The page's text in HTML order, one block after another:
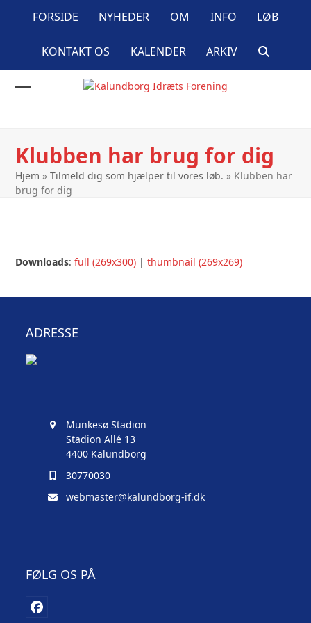
FORSIDE NYHEDER OM INFO LØB
KONTAKT OS KALENDER ARKIV
menu
menu
Klubben har brug for dig
Hjem »Tilmeld dig som hjælper til vores løb. » Klubben har
brug for dig
Downloads:full (269x300) |thumbnail (269x269)
ADRESSE
Munkesø Stadion
Stadion Allé 13
4400 Kalundborg
30770030
webmaster@kalundborg-if.dk
FØLG OS PÅ
Facebook